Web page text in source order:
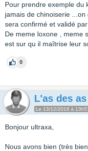
Pour prendre exemple du
jamais de chinoiserie
sera confirmé et validé
De meme loxone , meme
est sur qu il maîtrise leur
0
L'as des as
Le 13/12/2016 à
Bonjour ultraxa,
Nous avons bien (très